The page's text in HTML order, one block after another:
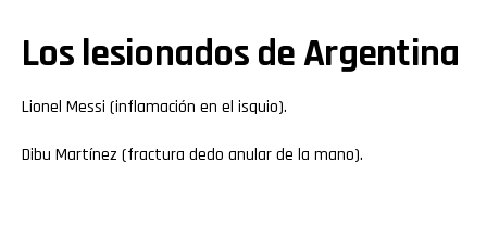
Los lesionados de Argentina
Lionel Messi (inflamación en el isquio).
Dibu Martínez (fractura dedo anular de la mano).